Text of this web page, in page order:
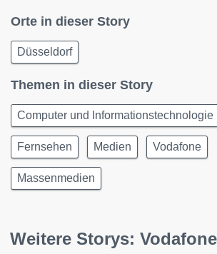
Orte in dieser Story
Düsseldorf
Themen in dieser Story
Computer und Informationstechnologie
Fernsehen Medien Vodafone
Massenmedien
Weitere Storys: Vodafone